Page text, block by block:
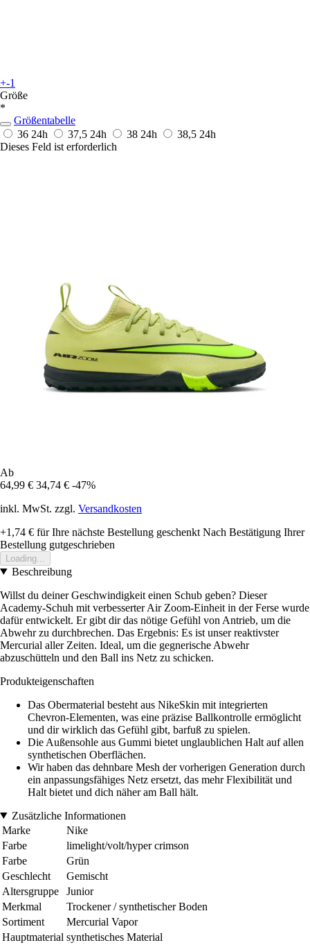
+-1
Größe
*
Größentabelle
36 24h 37,5 24h 38 24h 38,5 24h
Dieses Feld ist erforderlich
Ab
64,99 € 34,74 € -47%
inkl. MwSt. zzgl. Versandkosten
+1,74 € für Ihre nächste Bestellung geschenkt Nach Bestätigung Ihrer
Bestellung gutgeschrieben
Loading...
Beschreibung
Willst du deiner Geschwindigkeit einen Schub geben? Dieser
Academy-Schuh mit verbesserter Air Zoom-Einheit in der Ferse wurde
dafür entwickelt. Er gibt dir das nötige Gefühl von Antrieb, um die
Abwehr zu durchbrechen. Das Ergebnis: Es ist unser reaktivster
Mercurial aller Zeiten. Ideal, um die gegnerische Abwehr
abzuschütteln und den Ball ins Netz zu schicken.
Produkteigenschaften
Das Obermaterial besteht aus NikeSkin mit integrierten
Chevron-Elementen, was eine präzise Ballkontrolle ermöglicht
und dir wirklich das Gefühl gibt, barfuß zu spielen.
Die Außensohle aus Gummi bietet unglaublichen Halt auf allen
synthetischen Oberflächen.
Wir haben das dehnbare Mesh der vorherigen Generation durch
ein anpassungsfähiges Netz ersetzt, das mehr Flexibilität und
Halt bietet und dich näher am Ball hält.
Zusätzliche Informationen
Marke
Nike
Farbe
limelight/volt/hyper crimson
Farbe
Grün
Geschlecht
Gemischt
Altersgruppe
Junior
Merkmal
Trockener / synthetischer Boden
Sortiment
Mercurial Vapor
Hauptmaterial synthetisches Material